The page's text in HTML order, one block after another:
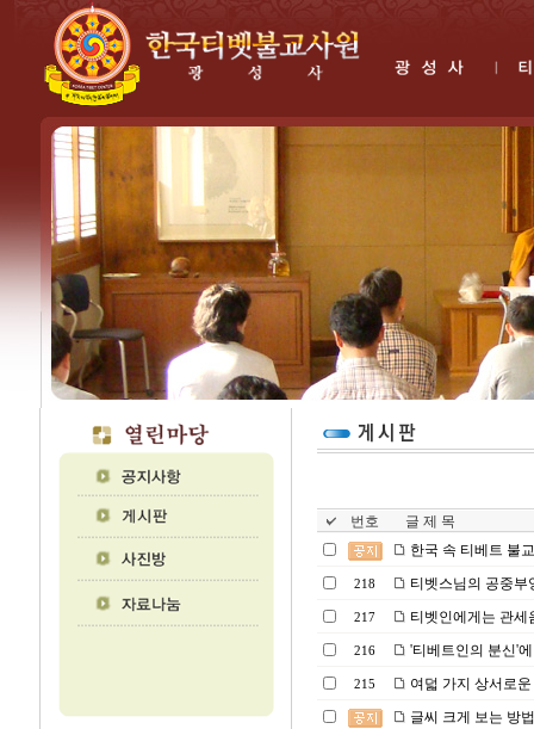
번호
글 제 목
한국 속 티베트 불
218 티벳스님의 공중부
217 티벳인에게는 관세
216 '티베트인의 분신'
215
여덟 가지 상서로
글씨 크게 보는 방